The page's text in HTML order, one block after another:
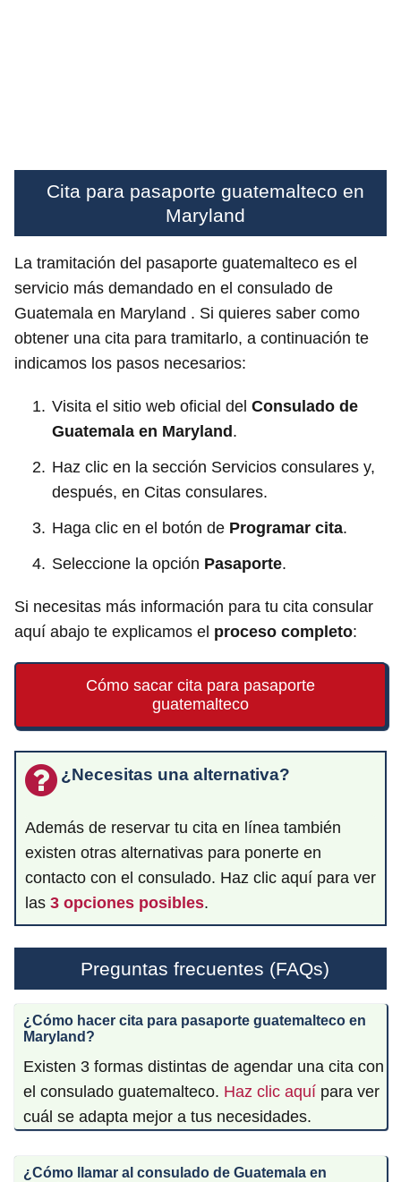
Cita para pasaporte guatemalteco en
Maryland
La tramitación del pasaporte guatemalteco es el
servicio más demandado en el consulado de
Guatemala en Maryland . Si quieres saber como
obtener una cita para tramitarlo, a continuación te
indicamos los pasos necesarios:
Visita el sitio web oficial del Consulado de
Guatemala en Maryland .
Haz clic en la sección Servicios consulares y,
después, en Citas consulares.
Haga clic en el botón de Programar cita.
Seleccione la opción Pasaporte.
Si necesitas más información para tu cita consular
aquí abajo te explicamos el proceso completo:
Cómo sacar cita para pasaporte
guatemalteco
¿Necesitas una alternativa?
Además de reservar tu cita en línea también
existen otras alternativas para ponerte en
contacto con el consulado. Haz clic aquí para ver
las 3 opciones posibles.
Preguntas frecuentes (FAQs)
¿Cómo hacer cita para pasaporte guatemalteco en
Maryland?
Existen 3 formas distintas de agendar una cita con
el consulado guatemalteco. Haz clic aquí para ver
cuál se adapta mejor a tus necesidades.
¿Cómo llamar al consulado de Guatemala en